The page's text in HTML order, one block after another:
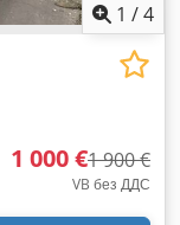
1 /4
1 000 €1 900 €
VB без ДДС